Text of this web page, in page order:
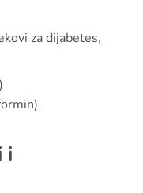
za dijabetes,
i